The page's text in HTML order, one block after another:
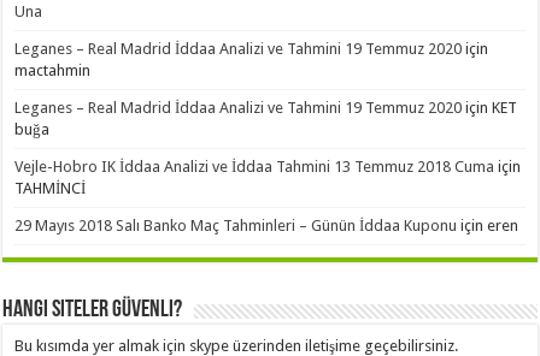
Una
Leganes – Real Madrid İddaa Analizi ve Tahmini 19 Temmuz 2020 için
mactahmin
Leganes – Real Madrid İddaa Analizi ve Tahmini 19 Temmuz 2020 içinKET
buğa
Vejle-Hobro IK İddaa Analizi ve İddaa Tahmini 13 Temmuz 2018 Cuma için
TAHMİNCİ
29 Mayıs 2018 Salı Banko Maç Tahminleri – Günün İddaa Kuponu içineren
Hangi Siteler Güvenli?
Bu kısımda yer almak için skype üzerinden iletişime geçebilirsiniz.